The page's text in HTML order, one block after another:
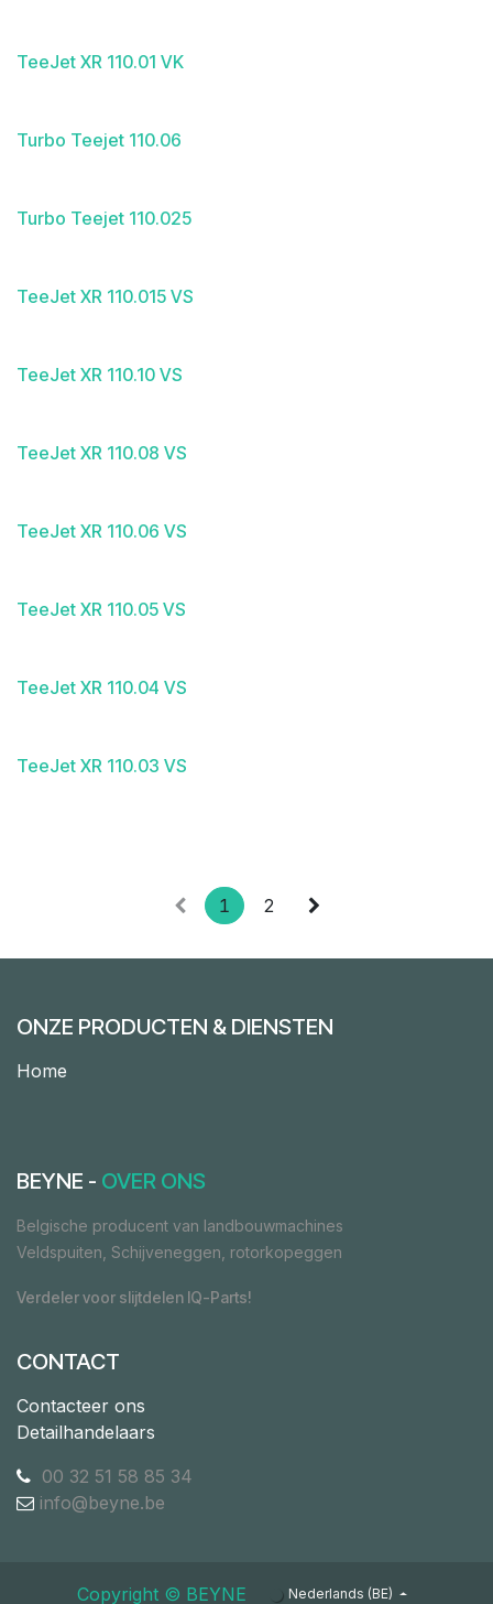
TeeJet XR 110.01 VK
Turbo Teejet 110.06
Turbo Teejet 110.025
TeeJet XR 110.015 VS
TeeJet XR 110.10 VS
TeeJet XR 110.08 VS
TeeJet XR 110.06 VS
TeeJet XR 110.05 VS
TeeJet XR 110.04 VS
TeeJet XR 110.03 VS
1 2
ONZE PRODUCTEN & DIENSTEN
Home
BEYNE - OVER ONS
Belgische producent van landbouwmachines
Veldspuiten, Schijveneggen, rotorkopeggen
Verdeler voor slijtdelen IQ-Parts!
CONTACT
Contacteer ons
Detailhandelaars
00 32 51 58 85 34
info@beyne.be
Copyright ©​ ​BEYNE Nederlands (BE)